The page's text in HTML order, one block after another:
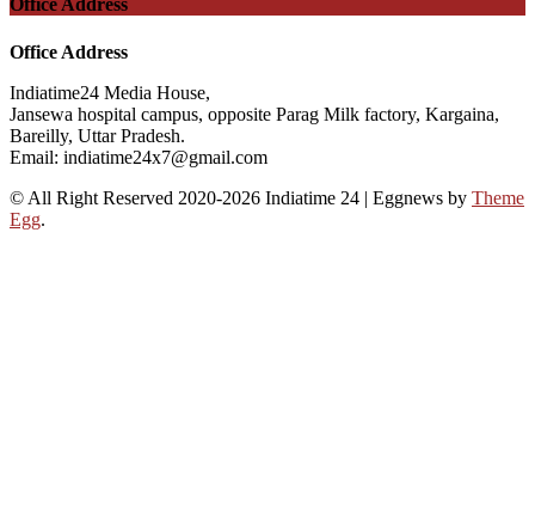
Office Address
Office Address
Indiatime24 Media House,
Jansewa hospital campus, opposite Parag Milk factory, Kargaina,
Bareilly, Uttar Pradesh.
Email: indiatime24x7@gmail.com
© All Right Reserved 2020-2026 Indiatime 24 | Eggnews by Theme
Egg.